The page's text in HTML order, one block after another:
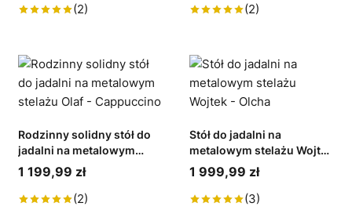
(2) (2)
Rodzinny solidny stół do
jadalni na metalowym
stelażu Olaf - Cappuccino
1 199,99 zł
(2)
Stół do jadalni na
metalowym stelażu Wojtek
- Olcha
1 999,99 zł
(3)